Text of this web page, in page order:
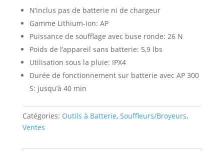
N’inclus pas de batterie ni de chargeur
Gamme Lithium-Ion: AP
Puissance de soufflage avec buse ronde: 26 N
Poids de l’appareil sans batterie: 5,9 lbs
Utilisation sous la pluie: IPX4
Durée de fonctionnement sur batterie avec AP 300
S: jusqu’à 40 min
Catégories: Outils à Batterie, Souffleurs/Broyeurs,
Ventes